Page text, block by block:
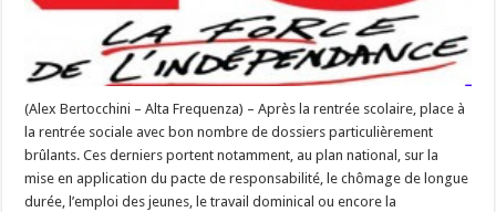
(Alex Bertocchini – Alta Frequenza) – Après la rentrée scolaire, place à
la rentrée sociale avec bon nombre de dossiers particulièrement
brûlants. Ces derniers portent notamment, au plan national, sur la
mise en application du pacte de responsabilité, le chômage de longue
durée, l’emploi des jeunes, le travail dominical ou encore la